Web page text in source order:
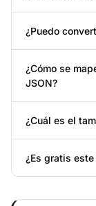
¿Puedo
¿Cómo se
JSON?
¿Cuál es el
¿Es gratis